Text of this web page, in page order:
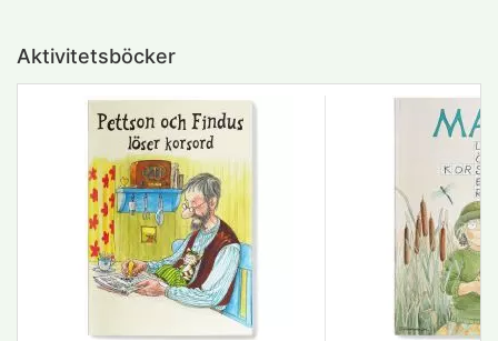
Aktivitetsböcker